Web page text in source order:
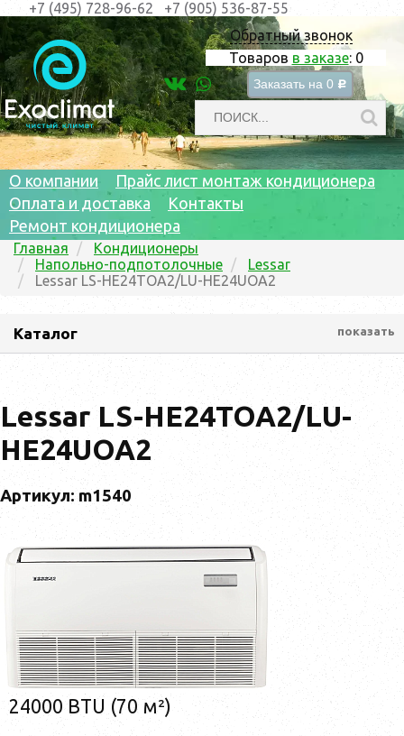
Обратный звонок
Товаров в заказе: 0
Заказать на 0 c
+7 (495) 728-96-62 +7 (905) 536-87-55
О компании
Прайс лист монтаж кондиционера
Оплата и доставка
Контакты
Ремонт кондиционера
Главная
Кондиционеры
Напольно-подпотолочные
Lessar
Lessar LS-HE24TOA2/LU-HE24UOA2
Каталог показать
Lessar LS-HE24TOA2/LU-
HE24UOA2
Артикул: m1540
24000 BTU (70 м²)